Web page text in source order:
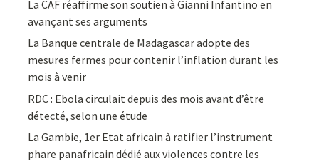
La CAF réaffirme son soutien à Gianni Infantino en
avançant ses arguments
La Banque centrale de Madagascar adopte des
mesures fermes pour contenir l’inflation durant les
mois à venir
RDC : Ebola circulait depuis des mois avant d’être
détecté, selon une étude
La Gambie, 1er Etat africain à ratifier l’instrument
phare panafricain dédié aux violences contre les